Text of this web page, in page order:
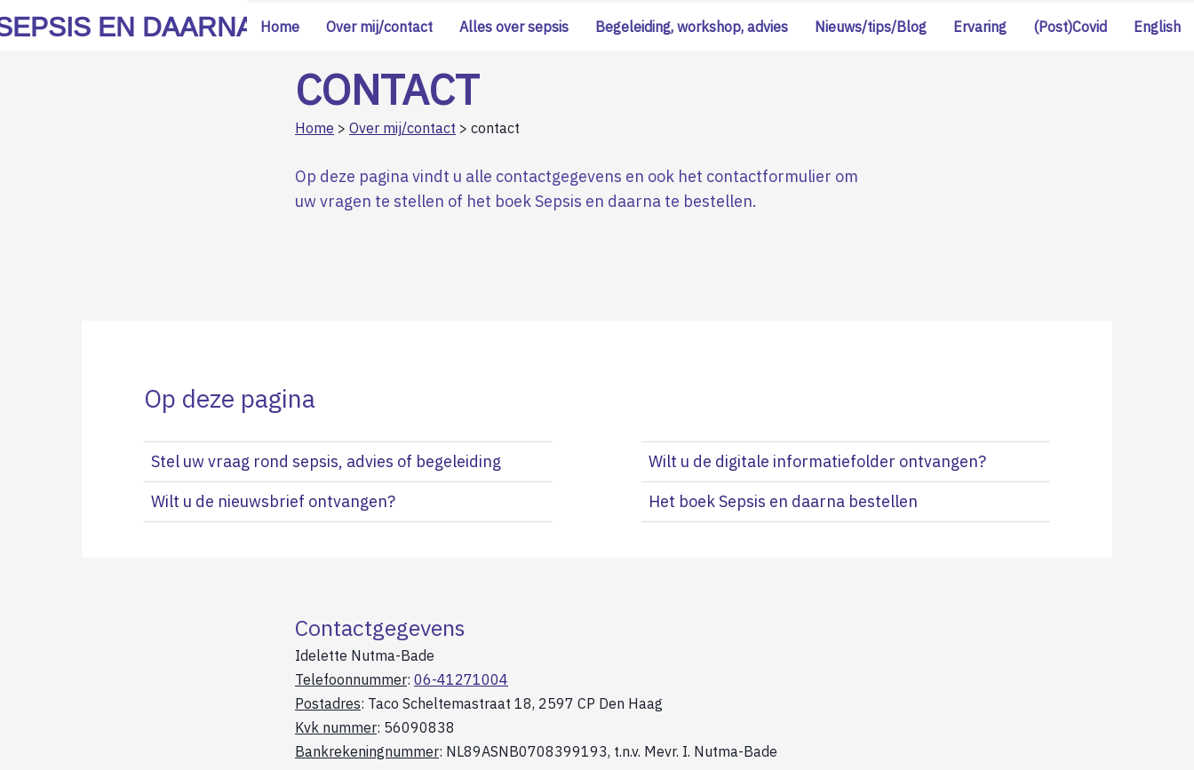
CONTACT
Home > Over mij/contact > contact
Op deze pagina vindt u alle contactgegevens en ook het contactformulier om
uw vragen te stellen of het boek Sepsis en daarna te bestellen.
Op deze pagina
Stel uw vraag rond sepsis, advies of begeleiding
Wilt u de nieuwsbrief ontvangen?
Wilt u de digitale informatiefolder ontvangen?
Het boek Sepsis en daarna bestellen
Contactgegevens
Idelette Nutma-Bade
Telefoonnummer: 06-41271004
Postadres: Taco Scheltemastraat 18, 2597 CP Den Haag
Kvk nummer: 56090838
Bankrekeningnummer: NL89ASNB0708399193, t.n.v. Mevr. I. Nutma-Bade
EN DAARNA Home Over mij/contact Alles over sepsis Begeleiding, workshop, advies Nieuws/tips/Blog Ervaring (Post)Covid English